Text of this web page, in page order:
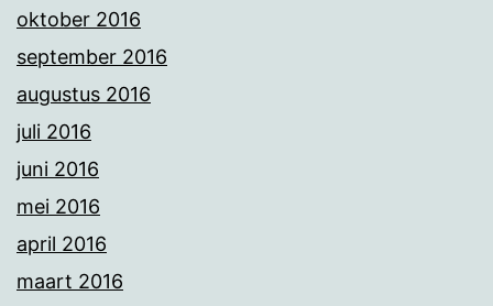
oktober 2016
september 2016
augustus 2016
juli 2016
juni 2016
mei 2016
april 2016
maart 2016